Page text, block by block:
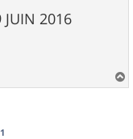
2016
a
1